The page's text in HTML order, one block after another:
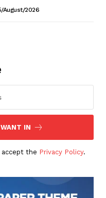
August/2026
IN
accept the Privacy Policy.